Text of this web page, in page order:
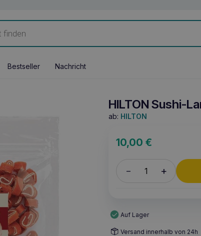
Bestseller Nachricht
HILTON Sushi-
ab: HILTON
10,00€
– +
Auf Lager
Versand innerhalb von 24h